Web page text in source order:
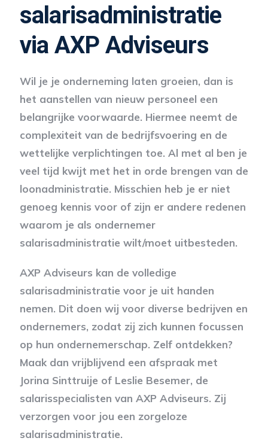
salarisadministratie
via AXP Adviseurs
Wil je je onderneming laten groeien, dan is
het aanstellen van nieuw personeel een
belangrijke voorwaarde. Hiermee neemt de
complexiteit van de bedrijfsvoering en de
wettelijke verplichtingen toe. Al met al ben je
veel tijd kwijt met het in orde brengen van de
loonadministratie. Misschien heb je er niet
genoeg kennis voor of zijn er andere redenen
waarom je als ondernemer
salarisadministratie wilt/moet uitbesteden.
AXP Adviseurs kan de volledige
salarisadministratie voor je uit handen
nemen. Dit doen wij voor diverse bedrijven en
ondernemers, zodat zij zich kunnen focussen
op hun ondernemerschap. Zelf ontdekken?
Maak dan vrijblijvend een afspraak met
Jorina Sinttruije of Leslie Besemer, de
salarisspecialisten van AXP Adviseurs. Zij
verzorgen voor jou een zorgeloze
salarisadministratie.